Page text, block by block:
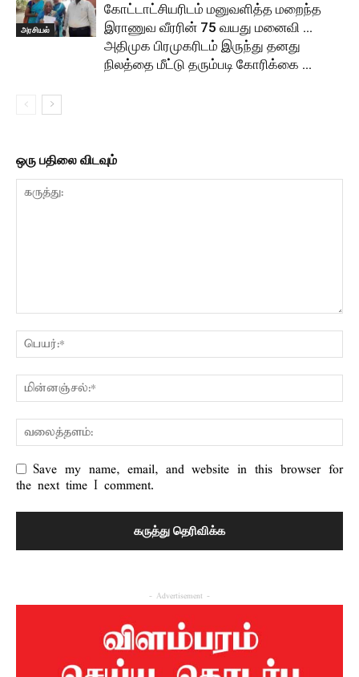
அரசியல்
கோட்டாட்சியரிடம் மனுவளித்த மறைந்த
இராணுவ வீரரின் 75 வயது மனைவி …
அதிமுக பிரமுகரிடம் இருந்து தனது
நிலத்தை மீட்டு தரும்படி கோரிக்கை …
ஒரு பதிலை விடவும்
Save my name, email, and website in this browser for
the next time I comment.
- Advertisement -